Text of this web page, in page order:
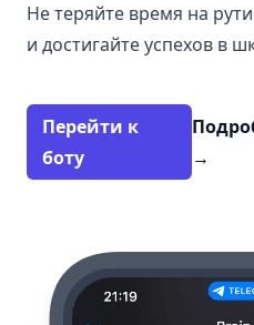
Не теряйте время на
и достигайте успехов в
Перейти к
боту
→